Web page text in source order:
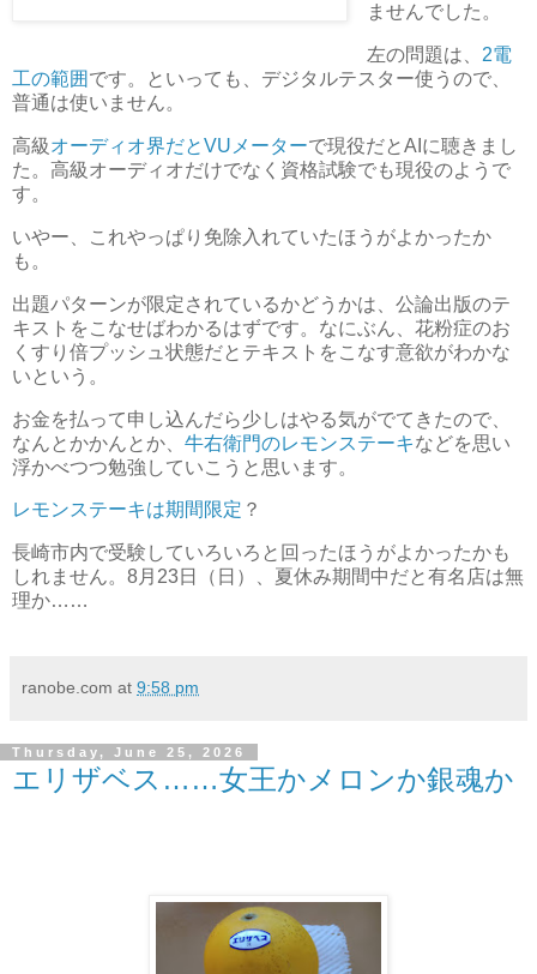
ませんでした。
左の問題は、 2電
工の範囲 です。といっても、デジタルテスター使うので、
普通は使いません。
高級オーディオ界だとVUメーターで現役だとAIに聴きまし
た。高級オーディオだけでなく資格試験でも現役のようで
す。
いやー、これやっぱり免除入れていたほうがよかったか
も。
出題パターンが限定されているかどうかは、公論出版のテ
キストをこなせばわかるはずです。なにぶん、花粉症のお
くすり倍プッシュ状態だとテキストをこなす意欲がわかな
いという。
お金を払って申し込んだら少しはやる気がでてきたので、
なんとかかんとか、 牛右衛門のレモンステーキなどを思い
浮かべつつ勉強していこうと思います。
レモンステーキは期間限定 ？
長崎市内で受験していろいろと回ったほうがよかったかも
しれません。8月23日（日）、夏休み期間中だと有名店は無
理か……
ranobe.com at 9:58 pm
Thursday, June 25, 2026
エリザベス……女王かメロンか銀魂か